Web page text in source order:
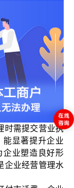
时需提交营业执
显著提升企业
业塑造良好形
企业经营管理水